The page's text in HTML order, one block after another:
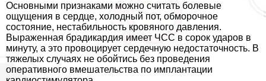
Основными признаками можно считать болевые
ощущения в сердце, холодный пот, обморочное
состояние, нестабильность кровяного давления.
Выраженная брадикардия имеет ЧСС в сорок ударов в
минуту, а это провоцирует сердечную недостаточность. В
тяжелых случаях не обойтись без проведения
оперативного вмешательства по имплантации